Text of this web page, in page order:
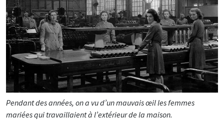
Pendant des années, on a vu d’un mauvais œil les femmes
mariées qui travaillaient à l’extérieur de la maison.